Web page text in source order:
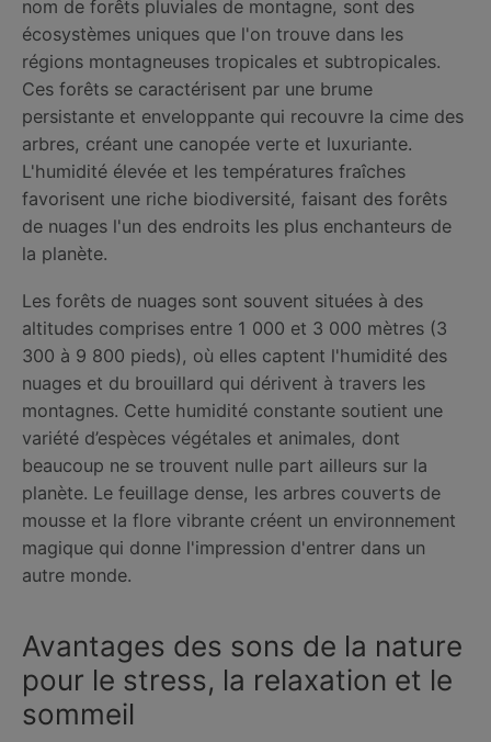
nom de forêts pluviales de montagne, sont des
écosystèmes uniques que l'on trouve dans les
régions montagneuses tropicales et subtropicales.
Ces forêts se caractérisent par une brume
persistante et enveloppante qui recouvre la cime des
arbres, créant une canopée verte et luxuriante.
L'humidité élevée et les températures fraîches
favorisent une riche biodiversité, faisant des forêts
de nuages ​​l'un des endroits les plus enchanteurs de
la planète.
Les forêts de nuages ​​sont souvent situées à des
altitudes comprises entre 1 000 et 3 000 mètres (3
300 à 9 800 pieds), où elles captent l'humidité des
nuages ​​et du brouillard qui dérivent à travers les
montagnes. Cette humidité constante soutient une
variété d’espèces végétales et animales, dont
beaucoup ne se trouvent nulle part ailleurs sur la
planète. Le feuillage dense, les arbres couverts de
mousse et la flore vibrante créent un environnement
magique qui donne l'impression d'entrer dans un
autre monde.
Avantages des sons de la nature
pour le stress, la relaxation et le
sommeil